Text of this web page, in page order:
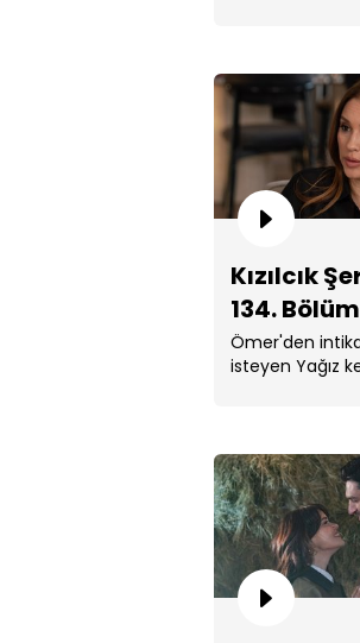
Kızılcık
134. Bölüm
Ömer'den
isteyen Yağız